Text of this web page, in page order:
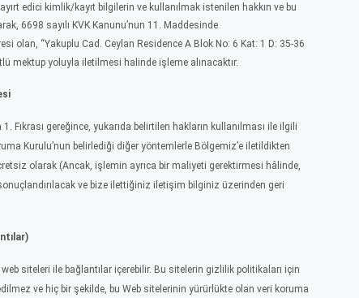
edici kimlik/kayıt bilgilerin ve kullanılmak istenilen hakkın ve bu
6698 sayılı KVK Kanunu’nun 11. Maddesinde
olan, “Yakuplu Cad. Ceylan Residence A Blok No: 6 Kat: 1 D: 35-36
mektup yoluyla iletilmesi halinde işleme alınacaktır.
Fıkrası gereğince, yukarıda belirtilen hakların kullanılması ile ilgili
Kurulu’nun belirlediği diğer yöntemlerle Bölgemiz’e iletildikten
olarak (Ancak, işlemin ayrıca bir maliyeti gerektirmesi hâlinde,
ve bize ilettiğiniz iletişim bilginiz üzerinden geri
siteleri ile bağlantılar içerebilir. Bu sitelerin gizlilik politikaları için
ve hiç bir şekilde, bu Web sitelerinin yürürlükte olan veri koruma